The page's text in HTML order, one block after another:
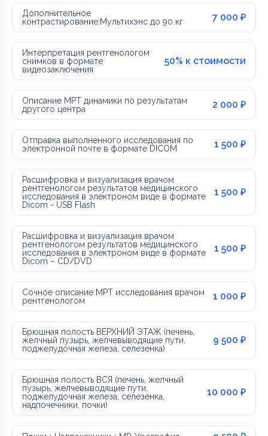
Дополнительное
контрастирование:Мультихэнс до 90 кг
7 000 ₽
Интерпретация рентгенологом
снимков в формате
видеозаключения
50% к стоимости
Описание МРТ динамики по результатам
другого центра
2 000 ₽
Отправка выполненного исследования по
электронной почте в формате DICOM
1 500 ₽
Расшифровка и визуализация врачом
рентгенологом результатов медицинского
исследования в электроном виде в формате
Dicom - USB Flash
1 500 ₽
Расшифровка и визуализация врачом
рентгенологом результатов медицинского
исследования в электроном виде в формате
Dicom – CD/DVD
1 500 ₽
Сочное описание МРТ исследования врачом
рентгенологом
1 000 ₽
Брюшная полость ВЕРХНИЙ ЭТАЖ (печень,
желчный пузырь, желчевыводящие пути,
поджелудочная железа, селезенка)
9 500 ₽
Брюшная полость ВСЯ (печень, желчный
пузырь, желчевыводящие пути,
поджелудочная железа, селезенка,
надпочечники, почки)
10 000 ₽